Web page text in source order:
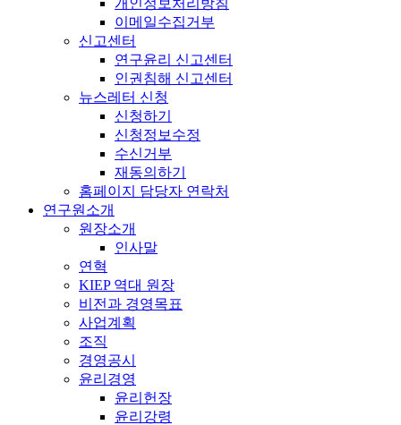
이메일수집거부
신고센터
연구윤리 신고센터
인권침해 신고센터
뉴스레터 신청
신청하기
신청정보수정
수신거부
재동의하기
홈페이지 담당자 연락처
연구원소개
원장소개
인사말
연혁
KIEP 역대 원장
비전과 경영목표
사업계획
조직
경영공시
윤리경영
윤리헌장
윤리강령